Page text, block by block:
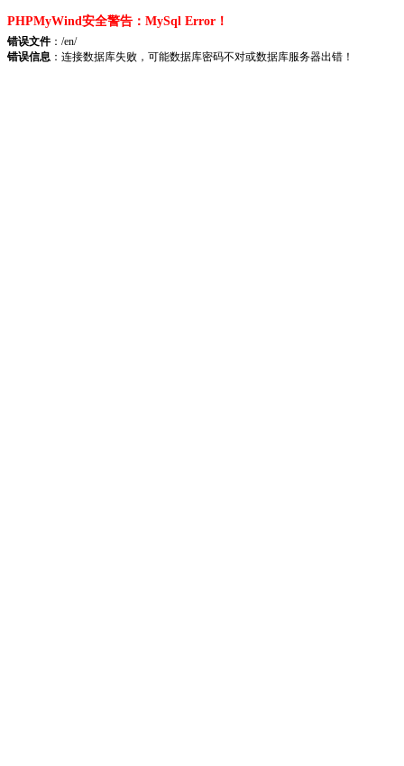
PHPMyWind安全警告：MySql Error！
错误文件：/en/
错误信息 ：连接数据库失败，可能数据库密码不对或数据库服务器出错！